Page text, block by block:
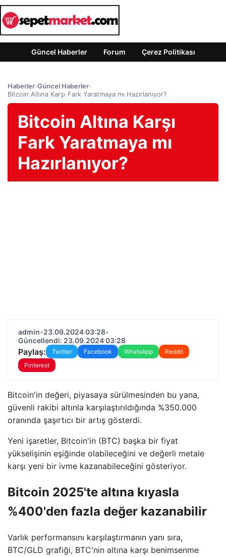
Güncel Haberler Forum Çerez Politikası
Haberler›Güncel Haberler›
Bitcoin Altına Karşı Fark Yaratmaya mı Hazırlanıyor?
Bitcoin Altına Karşı
Fark Yaratmaya mı
Hazırlanıyor?
admin•23.09.2024 03:28•
Güncellendi: 23.09.2024 03:28
Paylaş: Twitter Facebook WhatsApp
Reddit
Pinterest
Bitcoin'in değeri, piyasaya sürülmesinden bu yana,
güvenli rakibi altınla karşılaştırıldığında %350.000
oranında şaşırtıcı bir artış gösterdi.
Yeni işaretler, Bitcoin'in (BTC) başka bir fiyat
yükselişinin eşiğinde olabileceğini ve değerli metale
karşı yeni bir ivme kazanabileceğini gösteriyor.
Bitcoin 2025'te altına kıyasla
%400'den fazla değer kazanabilir
Varlık performansını karşılaştırmanın yanı sıra,
BTC/GLD grafiği, BTC'nin altına karşı benimsenme